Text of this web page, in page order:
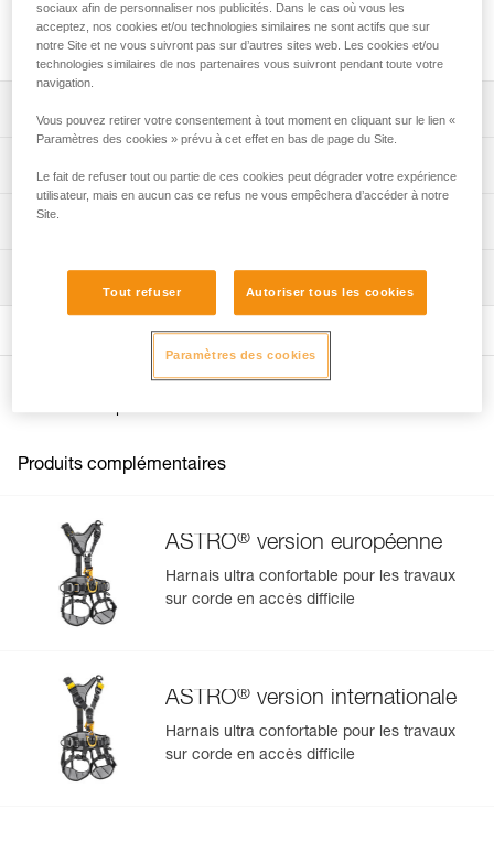
Demander cette pièce à notre SAV
européenne, référence C083CA00, compatible avec :
- ASTRO BOD FAST version européenne (C083AAxx)
commercialisé entre 2018 et 2025,
- ASTRO version européenne (C083ABxx) commercialisé
à partir de 2025.
Vis pour l'axe du point ventral ouvrable ASTRO version
internationale, référence C083CA01, compatible avec :
- ASTRO BOD FAST version internationale (C083BAxx)
Certification(s): CE
Référence : C083CA00
Garantie : 3 ans
Conditionnement : 1
Référence : C083CA01
Informations techniques
Voir tous les contenus techniques
Inspection
Gérer et inspecter facilement votre EPI
s'afficheront automatiquement.
Importez et exportez facilement vos données EPI
existantes.
Voir l'historique d'un produit à partir de sa date de
Produits complémentaires
ASTRO® version européenne
Harnais ultra confortable pour les travaux
sur corde en accès difficile
ASTRO® version internationale
Harnais ultra confortable pour les travaux
sur corde en accès difficile
sociaux afin de personnaliser nos publicités. Dans le cas où vous les
acceptez, nos cookies et/ou technologies similaires ne sont actifs que sur
notre Site et ne vous suivront pas sur d’autres sites web. Les cookies et/ou
technologies similaires de nos partenaires vous suivront pendant toute votre
navigation.
Vous pouvez retirer votre consentement à tout moment en cliquant sur le lien «
Paramètres des cookies » prévu à cet effet en bas de page du Site.
Le fait de refuser tout ou partie de ces cookies peut dégrader votre expérience
utilisateur, mais en aucun cas ce refus ne vous empêchera d’accéder à notre
Site.
Tout refuser Autoriser tous les cookies
Paramètres des cookies